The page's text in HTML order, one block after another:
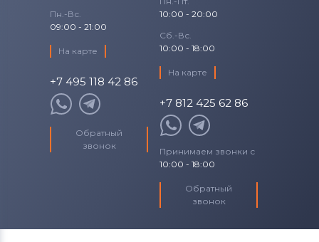
Тачскрины для планшетов
Telefunken
Тачскрины для планшетовMOMO9
Тачскрины для планшетов Sony
Тачскрины для планшетовAmoi
Тачскрины для планшетов
Пн.-Вс.
09:00 - 21:00
На карте
+7 495 118 42 86
Обратный
звонок
10:00 - 20:00
Сб.-Вс.
10:00 - 18:00
На карте
+7 812 425 62 86
Принимаем звонки с
10:00 - 18:00
Обратный
звонок